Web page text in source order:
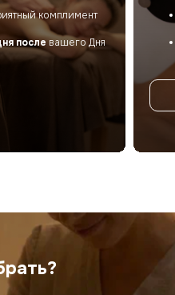
комплимент
послевашего Дня